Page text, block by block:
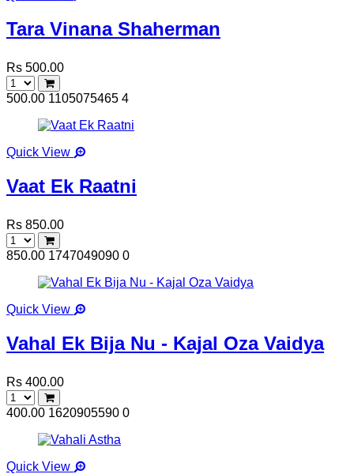
Tara Vinana Shaherman
Rs 500.00
500.00 1105075465 4
Quick View
Vaat Ek Raatni
Rs 850.00
850.00 1747049090 0
Quick View
Vahal Ek Bija Nu - Kajal Oza Vaidya
Rs 400.00
400.00 1620905590 0
Quick View